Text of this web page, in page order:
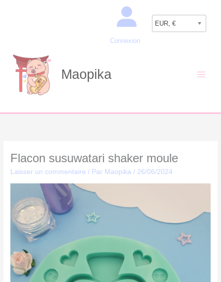
Connexion
EUR, €
Maopika
Flacon susuwatari shaker moule
Laisser un commentaire / Par Maopika/ 26/06/2024
Recherche